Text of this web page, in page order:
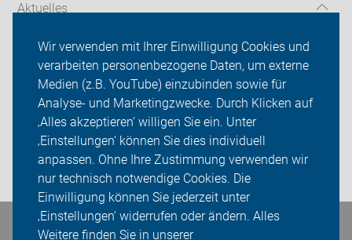
Wir verwenden mit Ihrer Einwilligung Cookies und
verarbeiten personenbezogene Daten, um externe
Medien (z.B. YouTube) einzubinden sowie für
Analyse- und Marketingzwecke. Durch Klicken auf
‚Alles akzeptieren‘ willigen Sie ein. Unter
‚Einstellungen‘ können Sie dies individuell
anpassen. Ohne Ihre Zustimmung verwenden wir
nur technisch notwendige Cookies. Die
Einwilligung können Sie jederzeit unter
‚Einstellungen‘ widerrufen oder ändern. Alles
Weitere finden Sie in unserer
Aktuelles
Über uns
Mitgliedschaft
Fachwissen
Presse
Login
Bleiben Sie in Kontakt